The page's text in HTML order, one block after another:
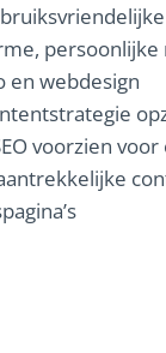
en webdesign
voorzien